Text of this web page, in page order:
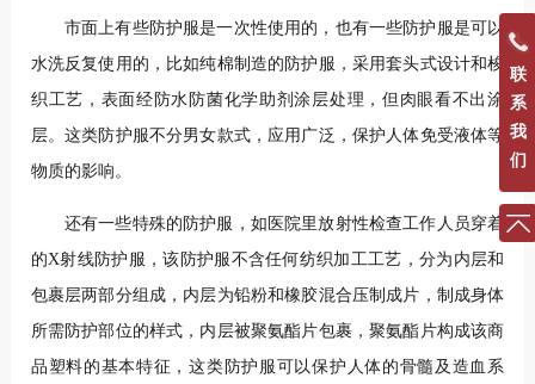
市面上有些防护服是一次性使用的，也有一些防护服是可以
水洗反复使用的，比如纯棉制造的防护服，采用套头式设计和梭
织工艺，表面经防水防菌化学助剂涂层处理，但肉眼看不出涂
层。这类防护服不分男女款式，应用广泛，保护人体免受液体等
物质的影响。
还有一些特殊的防护服，如医院里放射性检查工作人员穿着
的X射线防护服，该防护服不含任何纺织加工工艺，分为内层和
包裹层两部分组成，内层为铅粉和橡胶混合压制成片，制成身体
所需防护部位的样式，内层被聚氨酯片包裹，聚氨酯片构成该商
品塑料的基本特征，这类防护服可以保护人体的骨髓及造血系
联
系
我
们